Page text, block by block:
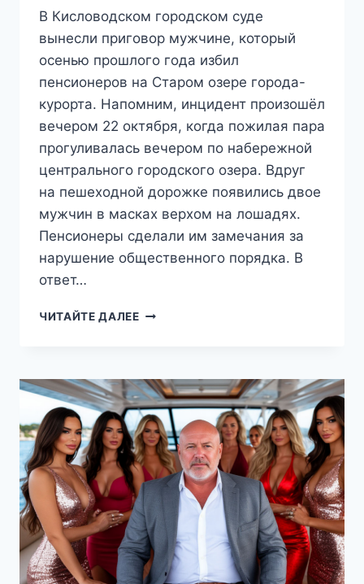
В Кисловодском городском суде
вынесли приговор мужчине, который
осенью прошлого года избил
пенсионеров на Старом озере города-
курорта. Напомним, инцидент произошёл
вечером 22 октября, когда пожилая пара
прогуливалась вечером по набережной
центрального городского озера. Вдруг
на пешеходной дорожке появились двое
мужчин в масках верхом на лошадях.
Пенсионеры сделали им замечания за
нарушение общественного порядка. В
ответ…
ЧИТАЙТЕ ДАЛЕЕКИСЛОВОДСКОМУ
ПОЖИЛУЮ
СУПРУЖЕСКУЮ
ПАРУ,
ВЫНЕСЛИ
ПРИГОВОР